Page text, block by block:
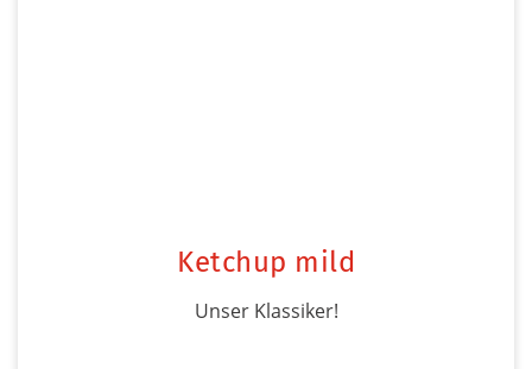
Ketchup mild
Unser Klassiker!